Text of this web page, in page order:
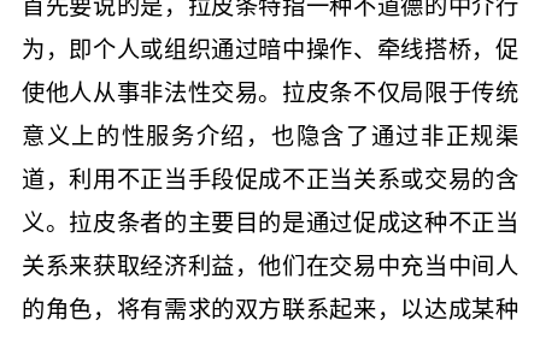
为，即个人或组织通过暗中操作、牵线搭桥，促
使他人从事非法性交易。拉皮条不仅局限于传统
意义上的性服务介绍，也隐含了通过非正规渠
道，利用不正当手段促成不正当关系或交易的含
义。拉皮条者的主要目的是通过促成这种不正当
关系来获取经济利益，他们在交易中充当中间人
的角色，将有需求的双方联系起来，以达成某种